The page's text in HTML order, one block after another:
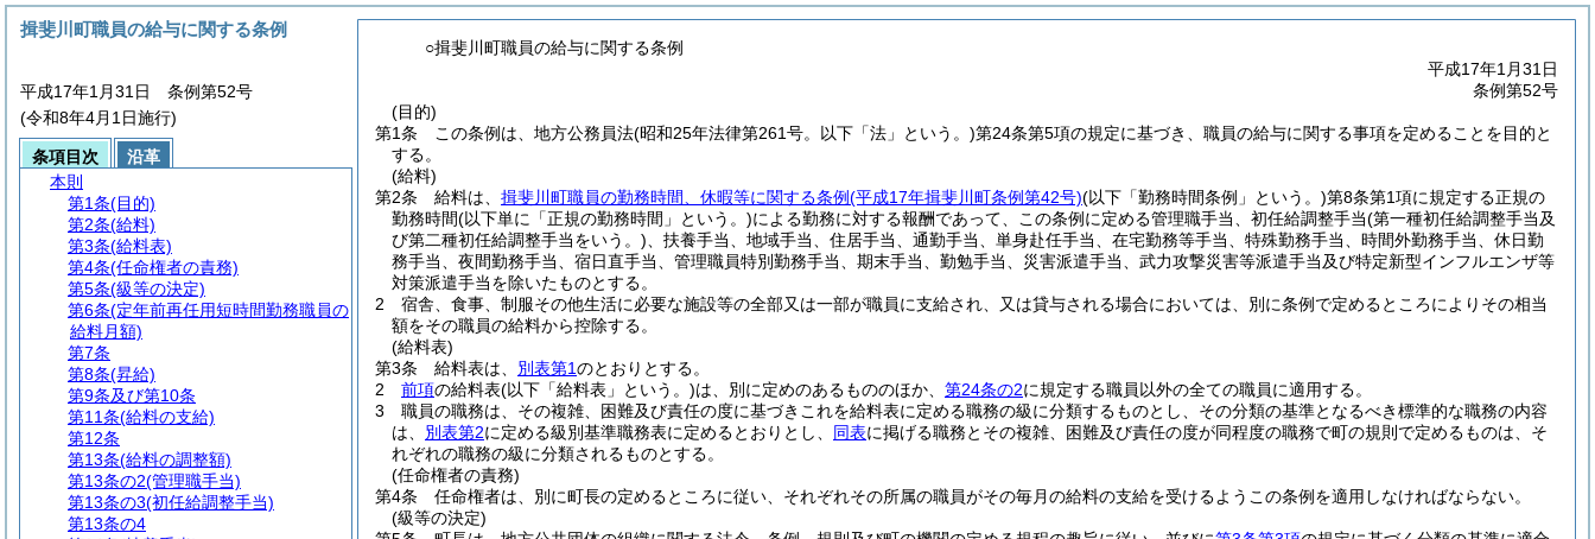
○揖斐川町職員の給与に関する条例
平成17年1月31日
条例第52号
(目的)
第1条
この条例は、地方公務員法(昭和25年法律第261号。以下「法」という。)第24条第5項の規定に基づき、職員の給与に関する事項を定めることを目的と
する。
(給料)
第2条
給料は、 揖斐川町職員の勤務時間、休暇等に関する条例(平成17年揖斐川町条例第42号)(以下「勤務時間条例」という。)第8条第1項に規定する正規の
勤務時間(以下単に「正規の勤務時間」という。)による勤務に対する報酬であって、この条例に定める管理職手当、初任給調整手当(第一種初任給調整手当及
び第二種初任給調整手当をいう。) 、扶養手当、地域手当、住居手当、通勤手当、単身赴任手当、在宅勤務等手当、特殊勤務手当、時間外勤務手当、休日勤
務手当、夜間勤務手当、宿日直手当、管理職員特別勤務手当、期末手当、勤勉手当、災害派遣手当、武力攻撃災害等派遣手当及び特定新型インフルエンザ等
対策派遣手当を除いたものとする。
2
宿舎、食事、制服その他生活に必要な施設等の全部又は一部が職員に支給され、又は貸与される場合においては、別に条例で定めるところによりその相当
額をその職員の給料から控除する。
(給料表)
第3条
給料表は、 別表第1のとおりとする。
2
前項の給料表(以下「給料表」という。)は、別に定めのあるもののほか、 第24条の2に規定する職員以外の全ての職員に適用する。
3
職員の職務は、その複雑、困難及び責任の度に基づきこれを給料表に定める職務の級に分類するものとし、その分類の基準となるべき標準的な職務の内容
は、 別表第2に定める級別基準職務表に定めるとおりとし、 同表に掲げる職務とその複雑、困難及び責任の度が同程度の職務で町の規則で定めるものは、そ
れぞれの職務の級に分類されるものとする。
(任命権者の責務)
第4条
任命権者は、別に町長の定めるところに従い、それぞれその所属の職員がその毎月の給料の支給を受けるようこの条例を適用しなければならない。
(級等の決定)
揖斐川町職員の給与に関する条例
平成17年1月31日 条例第52号
(令和8年4月1日施行)
条項目次
沿革
本則
第1条(目的)
第2条(給料)
第3条(給料表)
第4条(任命権者の責務)
第5条(級等の決定)
第6条(定年前再任用短時間勤務職員の
給料月額)
第7条
第8条(昇給)
第9条及び第10条
第11条(給料の支給)
第12条
第13条(給料の調整額)
第13条の2(管理職手当)
第13条の3(初任給調整手当)
第13条の4